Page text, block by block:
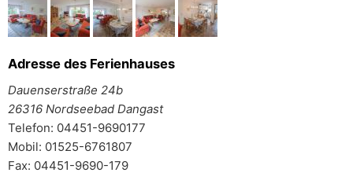
Adresse des Ferienhauses
Dauenserstraße 24b
26316 Nordseebad Dangast
Telefon: 04451-9690177
Mobil: 01525-6761807
Fax: 04451-9690-179